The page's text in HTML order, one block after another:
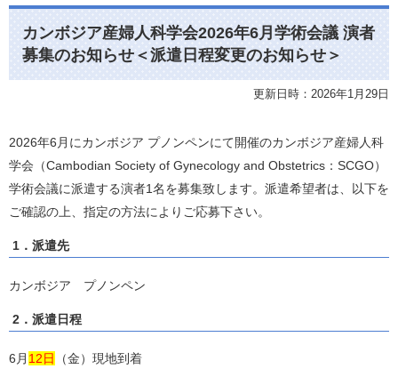
カンボジア産婦人科学会2026年6月学術会議 演者
募集のお知らせ＜派遣日程変更のお知らせ＞
更新日時：2026年1月29日
2026年6月にカンボジア プノンペンにて開催のカンボジア産婦人科
学会（Cambodian Society of Gynecology and Obstetrics：SCGO）
学術会議に派遣する演者1名を募集致します。派遣希望者は、以下を
ご確認の上、指定の方法によりご応募下さい。
1．派遣先
カンボジア プノンペン
2．派遣日程
6月 12日
（金）現地到着